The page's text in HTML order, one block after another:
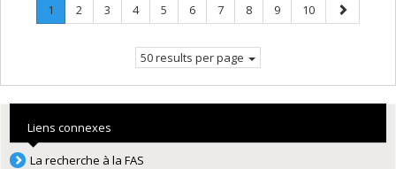
Page
1
Current
Page
2 Page
3 Page
4 Page
5 Page
6 Page
7 Page
8 Page
9 Page
10
Next
page
50 results per page
Liens connexes
La recherche à la FAS